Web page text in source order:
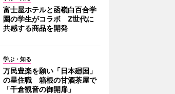
富士屋ホテルと函嶺白百合学
園の学生がコラボ Z世代に
共感する商品を開発
学ぶ・知る
万民豊楽を願い「日本廻国」
の星住職 箱根の甘酒茶屋で
「千倉観音の御開扉」